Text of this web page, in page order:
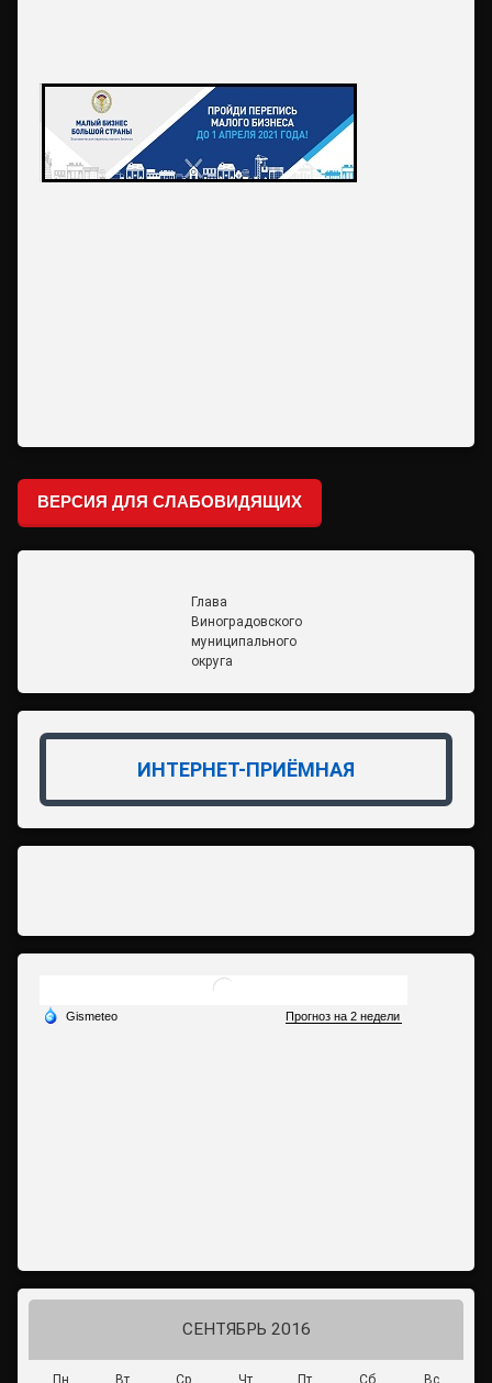
ВЕРСИЯ ДЛЯ СЛАБОВИДЯЩИХ
Глава
Виноградовского
муниципального
округа
ИНТЕРНЕТ-ПРИЁМНАЯ
СЕНТЯБРЬ 2016
Пн Вт Ср Чт Пт Сб Вс